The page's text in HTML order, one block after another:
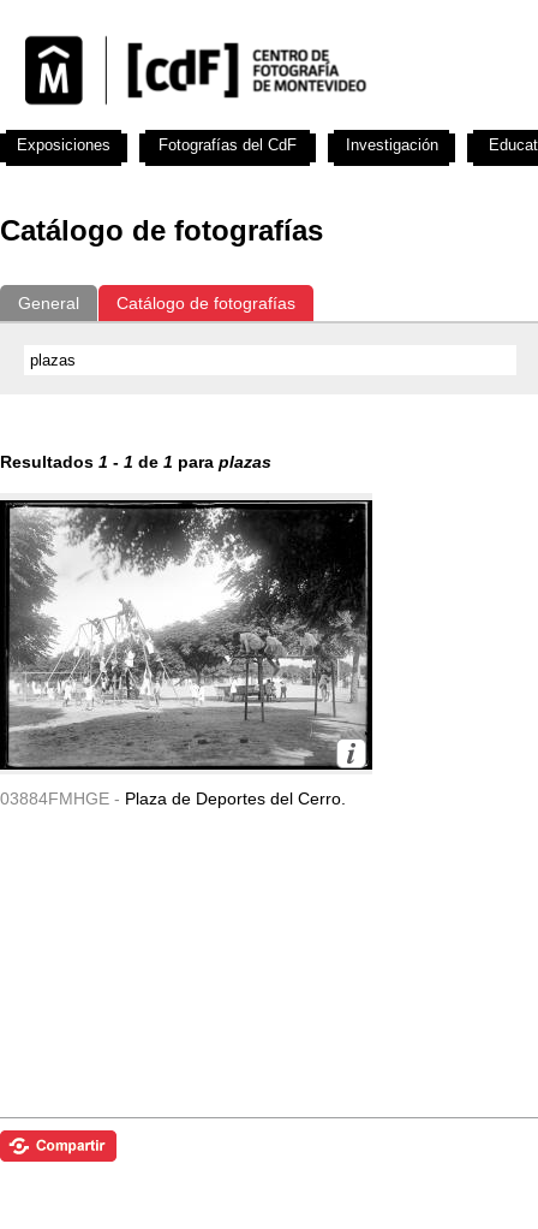
Catálogo de fotografías
General Catálogo de fotografías
Resultados 1 - 1 de 1 para plazas
03884FMHGE - Plaza de Deportes del Cerro.
Exposiciones Fotografías del CdF Investigación